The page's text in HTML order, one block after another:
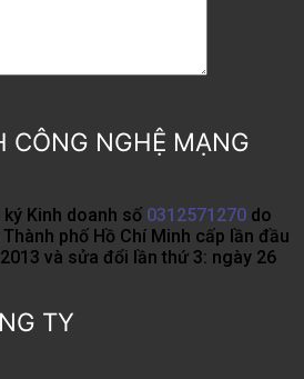
CÔNG NGHỆ MẠNG
Kinh doanh số 0312571270 do
phố Hồ Chí Minh cấp lần đầu
và sửa đổi lần thứ 3: ngày 26
TY